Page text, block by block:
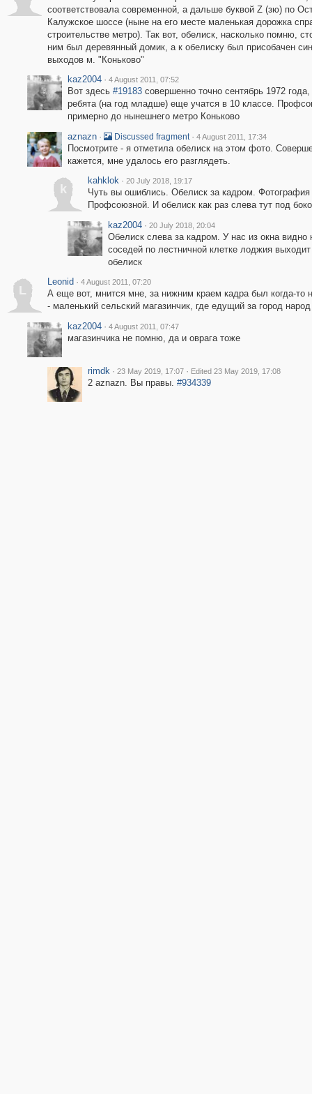
соответствовала современной, а дальше буквой Z (зю) по
Калужское шоссе (ныне на его месте маленькая дорожка
строительстве метро). Так вот, обелиск, насколько помню,
ним был деревянный домик, а к обелиску был присобачен
выходов м. "Коньково"
kaz2004 · 4 August 2011, 07:52
Вот здесь #19183совершенно точно сентябрь 1972
ребята (на год младше) еще учатся в 10 классе.
примерно до нынешнего метро Коньково
aznazn · Discussed fragment · 4 August 2011, 17:34
Посмотрите - я отметила обелиск на этом фото.
кажется, мне удалось его разглядеть.
k
kahklok · 20 July 2018, 19:17
Чуть вы ошиблись. Обелиск за кадром. Фотография
Профсоюзной. И обелиск как раз слева тут под
kaz2004 · 20 July 2018, 20:04
Обелиск слева за кадром. У нас из окна
соседей по лестничной клетке лоджия
обелиск
L
Leonid · 4 August 2011, 07:20
А еще вот, мнится мне, за нижним краем кадра был когда-то
- маленький сельский магазинчик, где едущий за город
kaz2004 · 4 August 2011, 07:47
магазинчика не помню, да и оврага тоже
rimdk · 23 May 2019, 17:07 · Edited 23 May 2019, 17:08
2 aznazn. Вы правы. #934339